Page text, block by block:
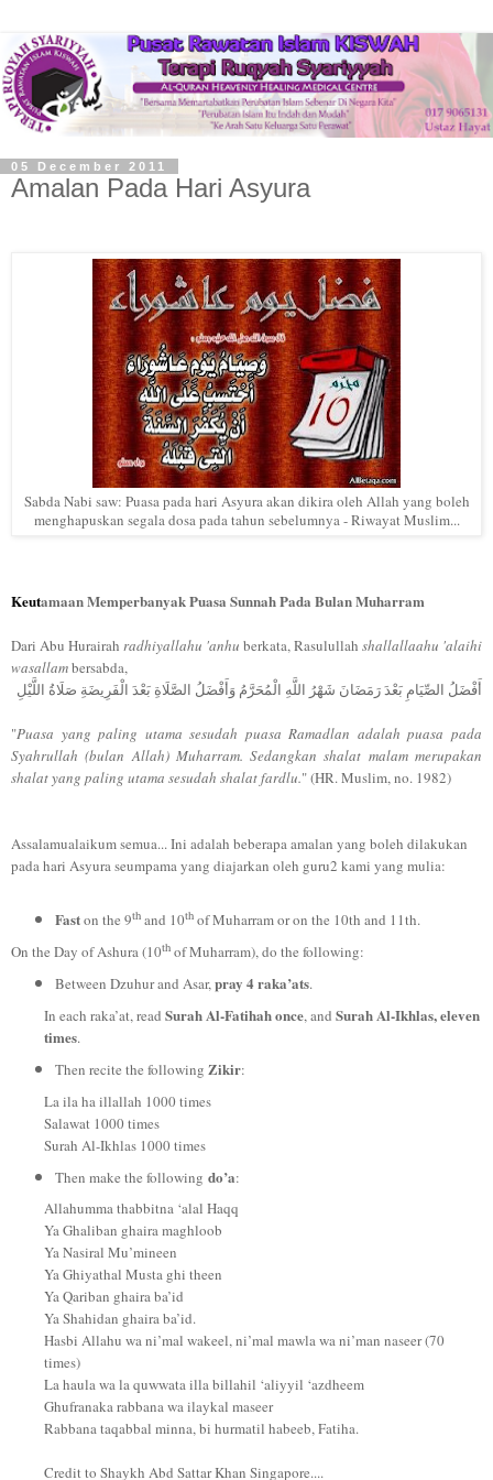
05 December 2011
Amalan Pada Hari Asyura
Sabda Nabi saw: Puasa pada hari Asyura akan dikira oleh Allah yang boleh
menghapuskan segala dosa pada tahun sebelumnya - Riwayat Muslim...
Keutamaan Memperbanyak Puasa Sunnah Pada Bulan Muharram
Dari Abu Hurairah radhiyallahu 'anhu berkata, Rasulullah shallallaahu 'alaihi
wasallambersabda,
أَفْضَلُ الصِّيَامِ بَعْدَ رَمَضَانَ شَهْرُ اللَّهِ الْمُحَرَّمُ وَأَفْضَلُ الصَّلَاةِ بَعْدَ الْفَرِيضَةِ صَلَاةُ اللَّيْلِ
"Puasa yang paling utama sesudah puasa Ramadlan adalah puasa pada
Syahrullah (bulan Allah) Muharram. Sedangkan shalat malam merupakan
shalat yang paling utama sesudah shalat fardlu." (HR. Muslim, no. 1982)
Assalamualaikum semua... Ini adalah beberapa amalan yang boleh dilakukan
pada hari Asyura seumpama yang diajarkan oleh guru2 kami yang mulia:
Faston the 9thand 10thof Muharram or on the 10th and 11th.
On the Day of Ashura (10th of Muharram), do the following:
Between Dzuhur and Asar,pray 4 raka’ats.
In each raka’at, read Surah Al-Fatihah once, and Surah Al-Ikhlas, eleven
times.
Then recite the following Zikir:
La ila ha illallah 1000 times
Salawat 1000 times
Surah Al-Ikhlas 1000 times
Then make the following do’a:
Allahumma thabbitna ‘alal Haqq
Ya Ghaliban ghaira maghloob
Ya Nasiral Mu’mineen
Ya Ghiyathal Musta ghi theen
Ya Qariban ghaira ba’id
Ya Shahidan ghaira ba’id.
Hasbi Allahu wa ni’mal wakeel, ni’mal mawla wa ni’man naseer (70
times)
La haula wa la quwwata illa billahil ‘aliyyil ‘azdheem
Ghufranaka rabbana wa ilaykal maseer
Rabbana taqabbal minna, bi hurmatil habeeb, Fatiha.
Credit to Shaykh Abd Sattar Khan Singapore....